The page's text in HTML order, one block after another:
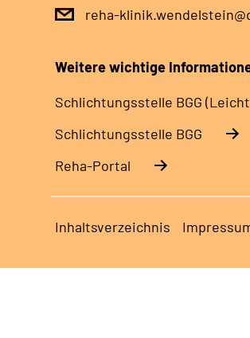
reha-
Weitere wichtige
Schlich­tungs­stel­le BGG
Schlich­tungs­stel­le BGG
Reha-Portal
Inhaltsverzeichnis